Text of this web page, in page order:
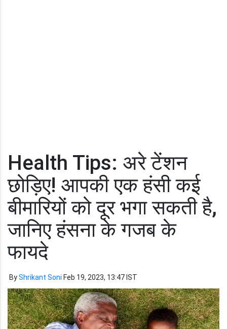
Health Tips: अरे टेंशन
छोड़िए! आपकी एक हंसी कई
बीमारियों को दूर भगा सकती है,
जानिए हंसना के गजब के
फायदे
ByShrikant Soni Feb 19, 2023, 13:47 IST